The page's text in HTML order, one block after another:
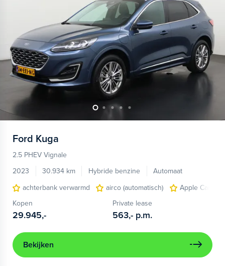
Ford Kuga
2.5 PHEV Vignale
2023
30.934 km Hybride benzine
Automaat
achterbank verwarmd
airco (automatisch)
Apple
Kopen
29.945,-
Private lease
563,- p.m.
Bekijken